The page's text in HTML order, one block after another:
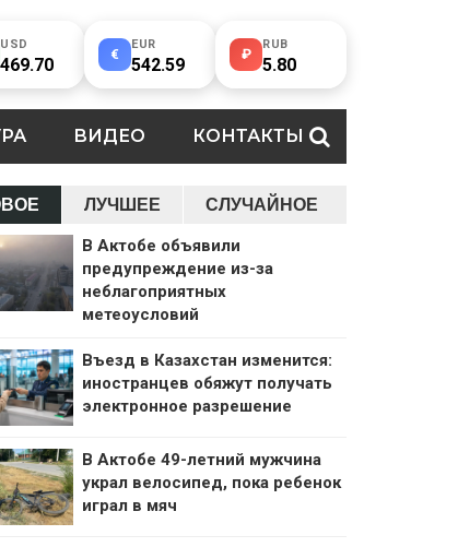
USD
469.70 €
EUR
542.59 ₽
RUB
5.80
ВИДЕО КОНТАКТЫ
ЛУЧШЕЕ СЛУЧАЙНОЕ
В Актобе объявили
предупреждение из-за
неблагоприятных
метеоусловий
Въезд в Казахстан изменится:
иностранцев обяжут получать
электронное разрешение
В Актобе 49-летний мужчина
украл велосипед, пока ребенок
играл в мяч